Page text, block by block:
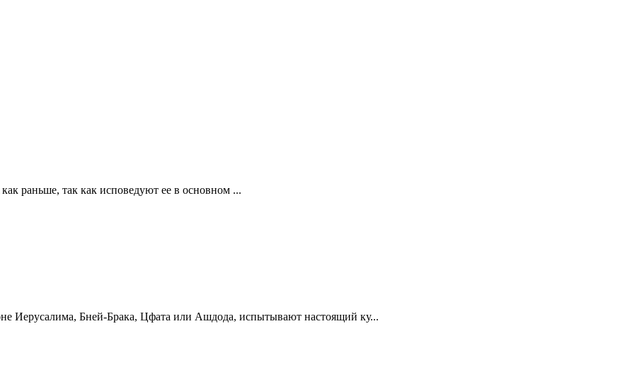
раньше, так как исповедуют ее в основном ...
Иерусалима, Бней-Брака, Цфата или Ашдода, испытывают настоящий ку...